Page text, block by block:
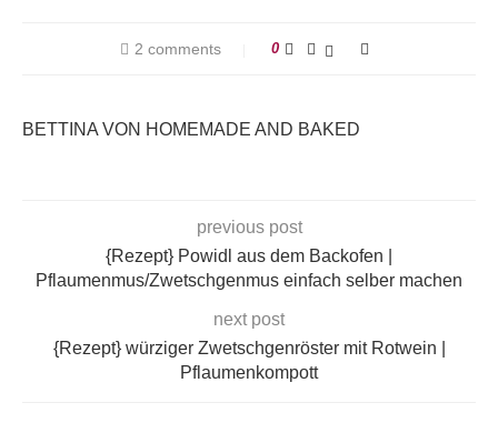
2 comments 0
BETTINA VON HOMEMADE AND BAKED
previous post
{Rezept} Powidl aus dem Backofen |
Pflaumenmus/Zwetschgenmus einfach selber machen
next post
{Rezept} würziger Zwetschgenröster mit Rotwein |
Pflaumenkompott